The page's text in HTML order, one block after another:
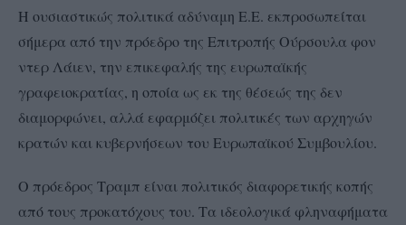
Η ουσιαστικώς πολιτικά αδύναμη Ε.Ε. εκπροσωπείται
σήμερα από την πρόεδρο της Επιτροπής Ούρσουλα φον
ντερ Λάιεν, την επικεφαλής της ευρωπαϊκής
γραφειοκρατίας, η οποία ως εκ της θέσεώς της δεν
διαμορφώνει, αλλά εφαρμόζει πολιτικές των αρχηγών
κρατών και κυβερνήσεων του Ευρωπαϊκού Συμβουλίου.
Ο πρόεδρος Τραμπ είναι πολιτικός διαφορετικής κοπής
από τους προκατόχους του. Τα ιδεολογικά φληναφήματα